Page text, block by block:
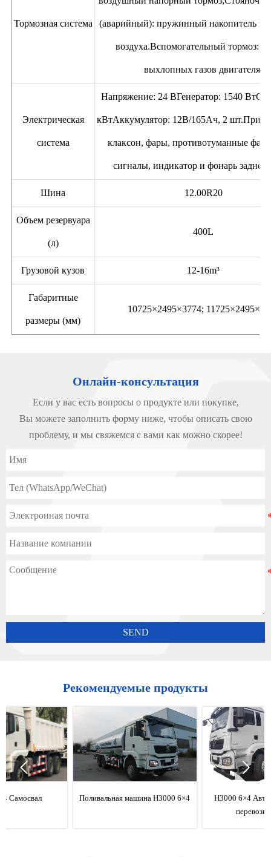
Тормозная система (аварийный): пружинный накопитель
воздуха.Вспомогательный тормоз:
выхлопных газов двигателя.
Электрическая
система
Напряжение: 24 ВГенератор: 1540
кВтАккумулятор: 12В/165Ач, 2
клаксон, фары, противотуманные
сигналы, индикатор и фонарь
Шина 12.00R20
Объем резервуара
(л)
400L
Грузовой кузов 12-16m³
Габаритные
размеры (мм)
10725×2495×3774;
Онлайн-консультация
Если у вас есть вопросы о продукте или покупке,
Вы можете заполнить форму ниже, чтобы описать свою
проблему, и мы свяжемся с вами как можно скорее!
SEND
Рекомендуемые продукты
Поливальная машина H3000 6×4
H3000 6×4 Автоцистерна для
перевозки нефти
 